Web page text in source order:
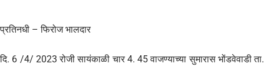
प्रतिनधी – फिरोज भालदार
दि. 6 /4/ 2023 रोजी सायंकाळी चार 4. 45 वाजण्याच्या सुमारास भोंडवेवाडी ता.